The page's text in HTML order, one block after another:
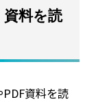
資料を読
資料を読